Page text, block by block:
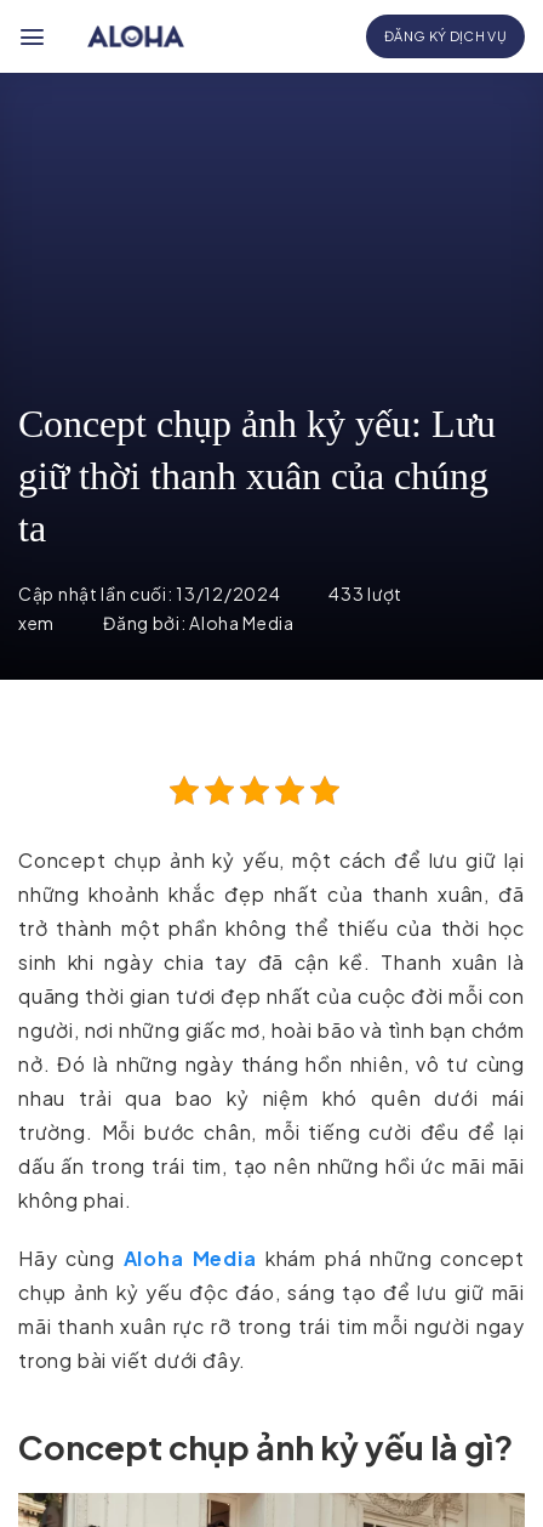
qua
ĐĂNG KÝ DỊCH VỤ
Concept chụp ảnh kỷ yếu: Lưu
giữ thời thanh xuân của chúng
ta
Cập nhật lần cuối:13/12/2024
433 lượt
xem
Đăng bởi:Aloha Media
Concept chụp ảnh kỷ yếu, một cách để lưu giữ lại
những khoảnh khắc đẹp nhất của thanh xuân, đã
trở thành một phần không thể thiếu của thời học
sinh khi ngày chia tay đã cận kề. Thanh xuân là
quãng thời gian tươi đẹp nhất của cuộc đời mỗi con
người, nơi những giấc mơ, hoài bão và tình bạn chớm
nở. Đó là những ngày tháng hồn nhiên, vô tư cùng
nhau trải qua bao kỷ niệm khó quên dưới mái
trường. Mỗi bước chân, mỗi tiếng cười đều để lại
dấu ấn trong trái tim, tạo nên những hồi ức mãi mãi
không phai.
Hãy cùng Aloha Media khám phá những concept
chụp ảnh kỷ yếu độc đáo, sáng tạo để lưu giữ mãi
mãi thanh xuân rực rỡ trong trái tim mỗi người ngay
trong bài viết dưới đây.
Concept chụp ảnh kỷ yếu là gì?